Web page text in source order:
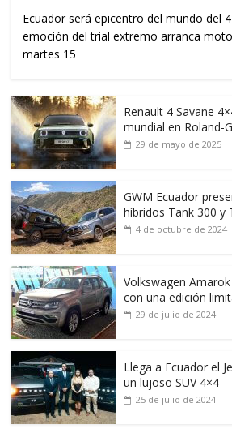
Ecuador será epicentro del mundo del
emoción del trial extremo arranca
martes 15
Renault 4 Savane
mundial en Roland-
29 de mayo de 2025
GWM Ecuador
híbridos Tank 300 y
4 de octubre de 2024
Volkswagen
con una edición
29 de julio de 2024
Llega a Ecuador el
un lujoso SUV 4×4
25 de julio de 2024